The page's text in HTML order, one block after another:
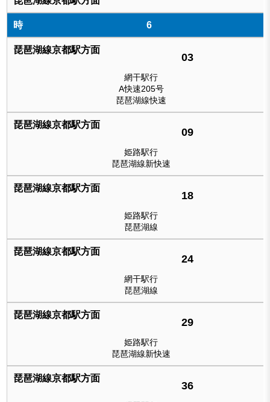
6
03
網干駅行
A快速205号
琵琶湖線快速
09
姫路駅行
琵琶湖線新快速
18
姫路駅行
琵琶湖線
24
網干駅行
琵琶湖線
29
姫路駅行
琵琶湖線新快速
36